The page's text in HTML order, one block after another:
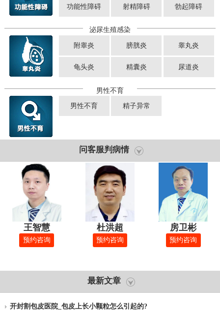
功能性障碍 射精障碍 勃起障碍
泌尿生殖感染
附睾炎 膀胱炎 睾丸炎
龟头炎 精囊炎 尿道炎
男性不育
男性不育 精子异常
问客服判病情
王智慧
预约咨询
杜洪超
预约咨询
房卫彬
预约咨询
最新文章
开封割包皮医院_包皮上长小颗粒怎么引起的?